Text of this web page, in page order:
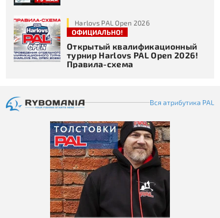
Harlovs PAL Open 2026
ОФИЦИАЛЬНО!
Открытый квалификационный
турнир Harlovs PAL Open 2026!
Правила-схема
Вся атрибутика PAL